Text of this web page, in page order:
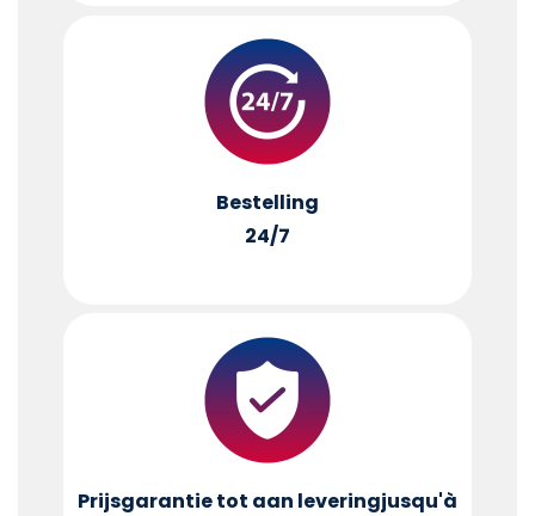
Bestelling
24/7
Prijsgarantie tot aan leveringjusqu'à